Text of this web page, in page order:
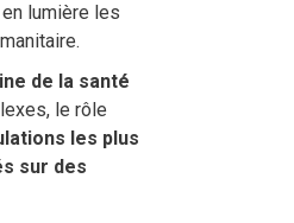
lumière les
de la santé
le rôle
les plus
sur des